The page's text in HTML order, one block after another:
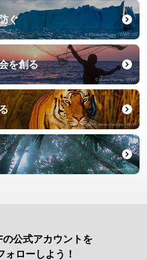
ぐ
© Elisabeth Kruger / WWF-US
を創る
© Martin Harvey / WWF
© naturepl.com / Francois Savigny / WWF
© Roger Leguen / WWF
の公式アカウントを
ォローしよう！